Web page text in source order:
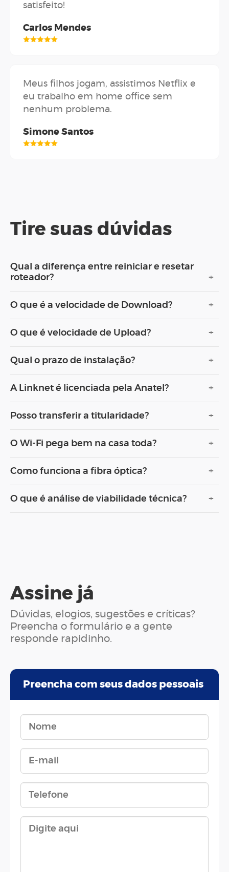
satisfeito!
Carlos Mendes
Meus filhos jogam, assistimos Netflix e
eu trabalho em home office sem
nenhum problema.
Simone Santos
Tire suas dúvidas
Qual a diferença entre reiniciar e resetar
roteador?
+
O que é a velocidade de Download? +
O que é velocidade de Upload? +
Qual o prazo de instalação? +
A Linknet é licenciada pela Anatel? +
Posso transferir a titularidade? +
O Wi-Fi pega bem na casa toda? +
Como funciona a fibra óptica? +
O que é análise de viabilidade técnica? +
Assine já
Dúvidas, elogios, sugestões e críticas?
Preencha o formulário e a gente
responde rapidinho.
Preencha com seus dados pessoais